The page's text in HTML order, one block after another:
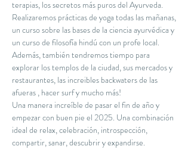
terapias, los secretos más puros del Ayurveda.
Realizaremos prácticas de yoga todas las mañanas,
un curso sobre las bases de la ciencia ayurvédica y
un curso de filosofía hindú con un profe local.
Además, también tendremos tiempo para
explorar los templos de la ciudad, sus mercados y
restaurantes, las increibles backwaters de las
afueras , hacer surf y mucho más!
Una manera increíble de pasar el fin de año y
empezar con buen pie el 2025. Una combinación
ideal de relax, celebración, introspección,
compartir, sanar, descubrir y expandirse.